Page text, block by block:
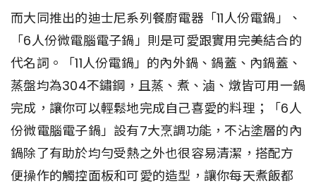
而大同推出的迪士尼系列餐廚電器「11人份電鍋」、
「6人份微電腦電子鍋」則是可愛跟實用完美結合的
代名詞。「11人份電鍋」的內外鍋、鍋蓋、內鍋蓋、
蒸盤均為304不鏽鋼，且蒸、煮、滷、燉皆可用一鍋
完成，讓你可以輕鬆地完成自己喜愛的料理；「6人
份微電腦電子鍋」設有7大烹調功能，不沾塗層的內
鍋除了有助於均勻受熱之外也很容易清潔，搭配方
便操作的觸控面板和可愛的造型，讓你每天煮飯都